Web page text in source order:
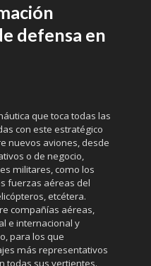
defensa en
que toca todas las
con este estratégico
nuevos aviones, desde
o de negocio,
militares, como los
fuerzas aéreas del
etcétera.
compañías aéreas,
e internacional y
para los que
más representativos
todas sus vertientes.